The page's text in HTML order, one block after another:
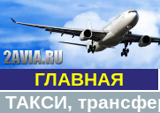
ГЛАВНАЯ
ТАКСИ,